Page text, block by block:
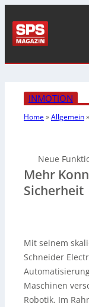
INMOTION
Home»Allgemein»
Neue
Mehr
Sicherheit
Mit seinem
Schneider
Maschinen
Robotik. Im